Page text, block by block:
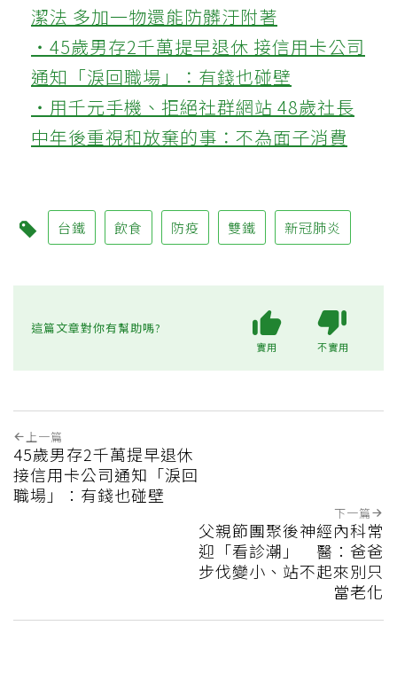
潔法 多加一物還能防髒汙附著
‧45歲男存2千萬提早退休 接信用卡公司
通知「淚回職場」：有錢也碰壁
‧用千元手機、拒絕社群網站 48歲社長
中年後重視和放棄的事：不為面子消費
台鐵 飲食 防疫 雙鐵 新冠肺炎
這篇文章對你有幫助嗎?
實用 不實用
上一篇
45歲男存2千萬提早退休
接信用卡公司通知「淚回
職場」：有錢也碰壁
下一篇
父親節團聚後神經內科常
迎「看診潮」 醫：爸爸
步伐變小、站不起來別只
當老化